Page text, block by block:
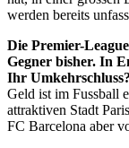
werden bereits
Die Premier-
Gegner bisher. In
Ihr Umkehrschluss?
Geld ist im Fussball
attraktiven Stadt
FC Barcelona aber